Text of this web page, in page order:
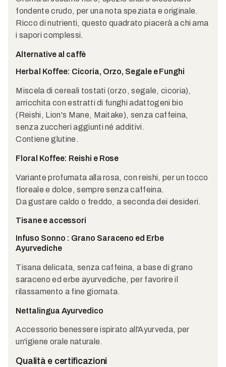
fondente crudo, per una nota speziata e originale.
Ricco di nutrienti, questo quadrato piacerà a chi ama
i sapori complessi.
Alternative al caffè
Herbal Koffee: Cicoria, Orzo, Segale e Funghi
Miscela di cereali tostati (orzo, segale, cicoria),
arricchita con estratti di funghi adattogeni bio
(Reishi, Lion's Mane, Maitake), senza caffeina,
senza zuccheri aggiunti né additivi.
Contiene glutine.
Floral Koffee: Reishi e Rose
Variante profumata alla rosa, con reishi, per un tocco
floreale e dolce, sempre senza caffeina.
Da gustare caldo o freddo, a seconda dei desideri.
Tisane e accessori
Infuso Sonno : Grano Saraceno ed Erbe
Ayurvediche
Tisana delicata, senza caffeina, a base di grano
saraceno ed erbe ayurvediche, per favorire il
rilassamento a fine giornata.
Nettalingua Ayurvedico
Accessorio benessere ispirato all'Ayurveda, per
un'igiene orale naturale.
Qualità e certificazioni